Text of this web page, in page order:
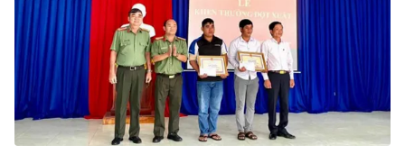
® Cấm sao chép dưới mọi hình thức nếu không có sự chấp